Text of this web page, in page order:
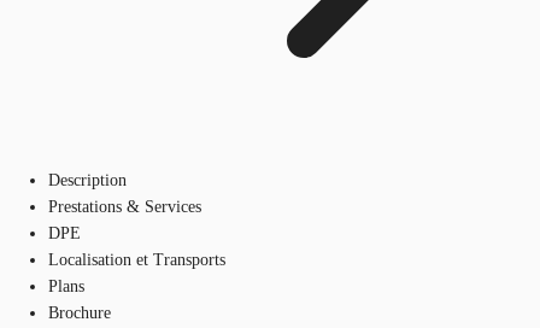
Description
Prestations & Services
DPE
Localisation et Transports
Plans
Brochure